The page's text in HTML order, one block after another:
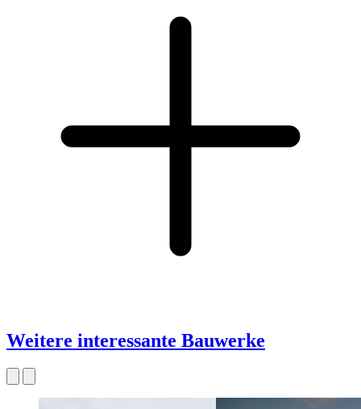
Weitere interessante Bauwerke